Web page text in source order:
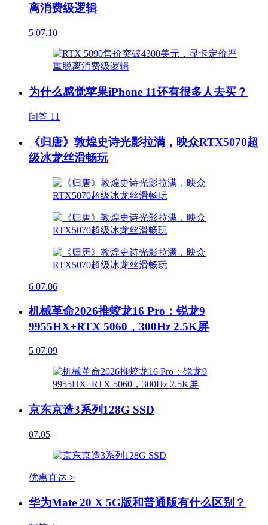
离消费级逻辑
5 07.10
为什么感觉苹果iPhone 11还有很多人去买？
问答 11
《归唐》敦煌史诗光影拉满，映众RTX5070超
级冰龙丝滑畅玩
6 07.06
机械革命2026推蛟龙16 Pro：锐龙9
9955HX+RTX 5060，300Hz 2.5K屏
5 07.09
京东京造3系列128G SSD
07.05
优惠直达 >
华为Mate 20 X 5G版和普通版有什么区别？